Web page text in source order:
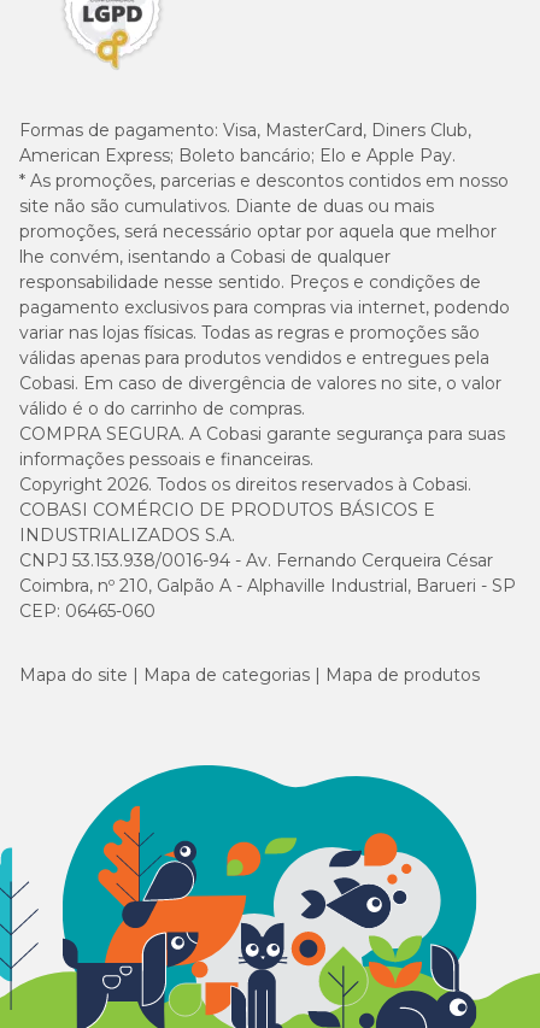
Formas de pagamento: Visa, MasterCard, Diners Club,
American Express; Boleto bancário; Elo e Apple Pay.
* As promoções, parcerias e descontos contidos em nosso
site não são cumulativos. Diante de duas ou mais
promoções, será necessário optar por aquela que melhor
lhe convém, isentando a Cobasi de qualquer
responsabilidade nesse sentido. Preços e condições de
pagamento exclusivos para compras via internet, podendo
variar nas lojas físicas. Todas as regras e promoções são
válidas apenas para produtos vendidos e entregues pela
Cobasi. Em caso de divergência de valores no site, o valor
válido é o do carrinho de compras.
COMPRA SEGURA. A Cobasi garante segurança para suas
informações pessoais e financeiras.
Copyright 2026. Todos os direitos reservados à Cobasi.
COBASI COMÉRCIO DE PRODUTOS BÁSICOS E
INDUSTRIALIZADOS S.A.
CNPJ 53.153.938/0016-94 - Av. Fernando Cerqueira César
Coimbra, nº 210, Galpão A - Alphaville Industrial, Barueri - SP
CEP: 06465-060
Mapa do site Mapa de categorias Mapa de produtos